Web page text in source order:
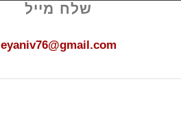
שלח מייל
eyaniv76@gmail.com